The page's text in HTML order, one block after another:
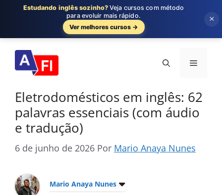
para
conteúdo
Menu
Eletrodomésticos em inglês: 62
palavras essenciais (com áudio
e tradução)
6 de junho de 2026 Por Mario Anaya Nunes
Mario Anaya Nunes
Estudando inglês sozinho? Veja cursos com método
para evoluir mais rápido.
Ver melhores cursos →
×